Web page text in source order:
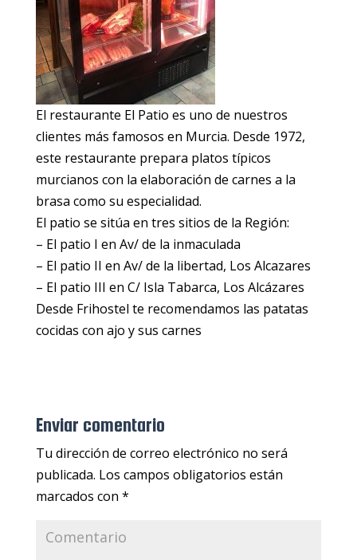
El restaurante El Patio es uno de nuestros
clientes más famosos en Murcia. Desde 1972,
este restaurante prepara platos típicos
murcianos con la elaboración de carnes a la
brasa como su especialidad.
El patio se sitúa en tres sitios de la Región:
– El patio I en Av/ de la inmaculada
– El patio II en Av/ de la libertad, Los Alcazares
– El patio III en C/ Isla Tabarca, Los Alcázares
Desde Frihostel te recomendamos las patatas
cocidas con ajo y sus carnes
Enviar comentario
Tu dirección de correo electrónico no será
publicada. Los campos obligatorios están
marcados con *